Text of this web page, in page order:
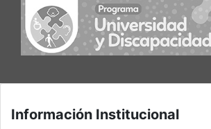
Información Institucional